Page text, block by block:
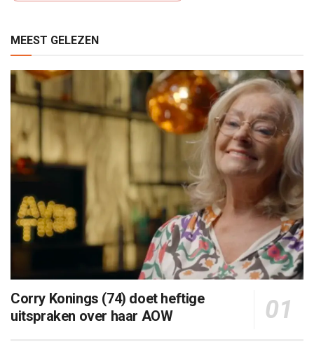
MEEST GELEZEN
Corry Konings (74) doet heftige
uitspraken over haar AOW